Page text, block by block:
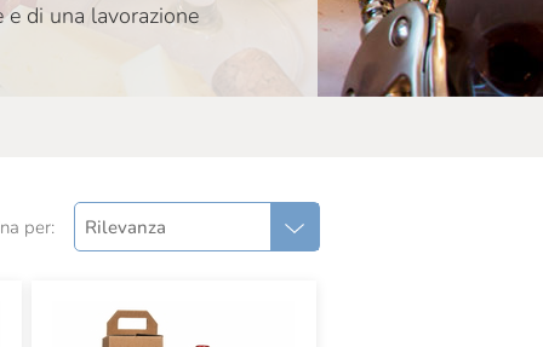
di una lavorazione
per: Rilevanza